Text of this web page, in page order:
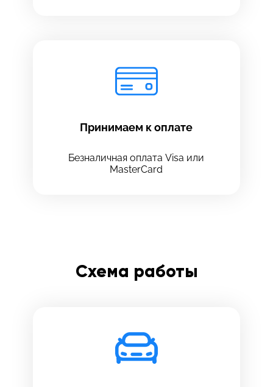
Принимаем к оплате
Безналичная оплата Visa или
MasterCard
Схема работы